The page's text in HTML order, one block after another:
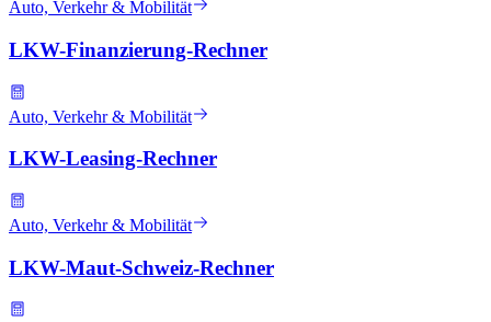
Auto, Verkehr & Mobilität
LKW-Finanzierung-Rechner
Auto, Verkehr & Mobilität
LKW-Leasing-Rechner
Auto, Verkehr & Mobilität
LKW-Maut-Schweiz-Rechner